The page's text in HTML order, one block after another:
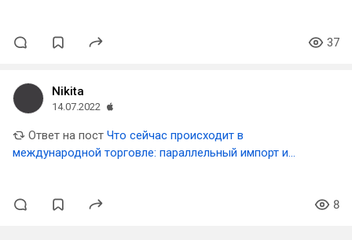
37
Nikita
14.07.2022
Ответ на пост Что сейчас происходит в
международной торговле: параллельный импорт и
8